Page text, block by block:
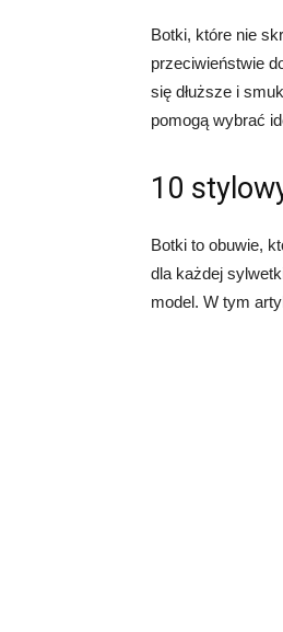
Botki, które nie
przeciwieństwie
się dłuższe i
pomogą wybrać
10
Botki to obuwie,
dla każdej
model. W tym